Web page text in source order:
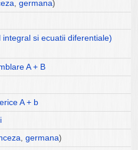
,germana)
si ecuatii diferentiale)
A + B
A + b
,germana)